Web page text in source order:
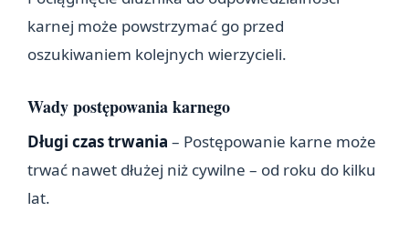
karnej może powstrzymać go przed
oszukiwaniem kolejnych wierzycieli.
Wady postępowania karnego
Długi czas trwania – Postępowanie karne może
trwać nawet dłużej niż cywilne – od roku do kilku
lat.